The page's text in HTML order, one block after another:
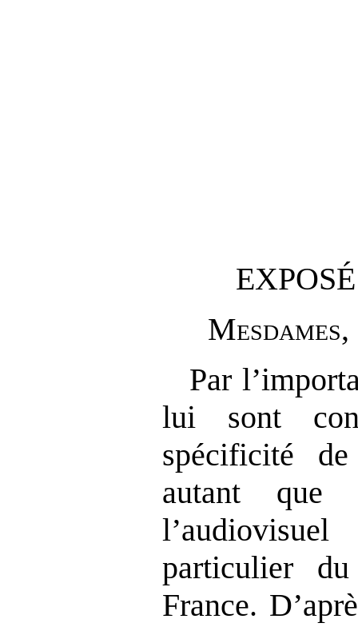
Mesdames
Par
lui sont
spécificité
autant que
particulier
France.